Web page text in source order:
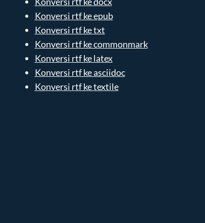
Konversi rtf ke epub
Konversi rtf ke txt
Konversi rtf ke commonmark
Konversi rtf ke latex
Konversi rtf ke asciidoc
Konversi rtf ke textile